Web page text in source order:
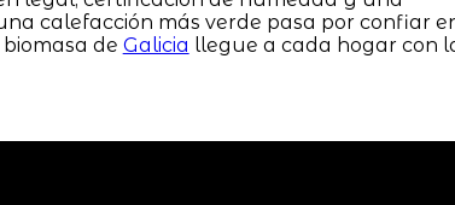
calefacción más verde pasa por confiar
de Galicia llegue a cada hogar con